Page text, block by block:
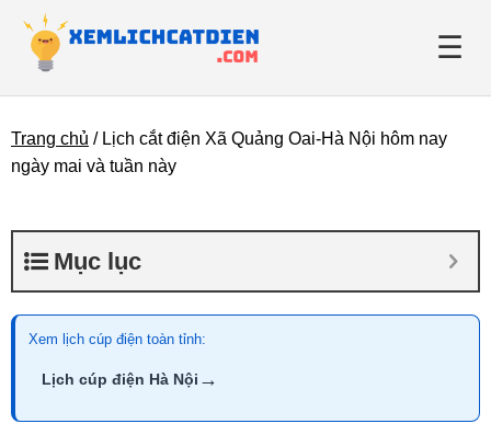
☰
Giới thiệu
Tin tức
Trang chủ / Lịch cắt điện Xã Quảng Oai-Hà Nội hôm nay
ngày mai và tuần này
Mục lục
Xem lịch cúp điện toàn tỉnh:
Lịch cúp điện Hà Nội →